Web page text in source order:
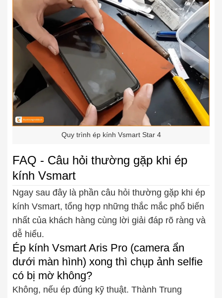
Quy trình ép kính Vsmart Star 4
FAQ - Câu hỏi thường gặp khi ép
kính Vsmart
Ngay sau đây là phần câu hỏi thường gặp khi ép
kính Vsmart, tổng hợp những thắc mắc phổ biến
nhất của khách hàng cùng lời giải đáp rõ ràng và
dễ hiểu.
Ép kính Vsmart Aris Pro (camera ẩn
dưới màn hình) xong thì chụp ảnh selfie
có bị mờ không?
Không, nếu ép đúng kỹ thuật. Thành Trung